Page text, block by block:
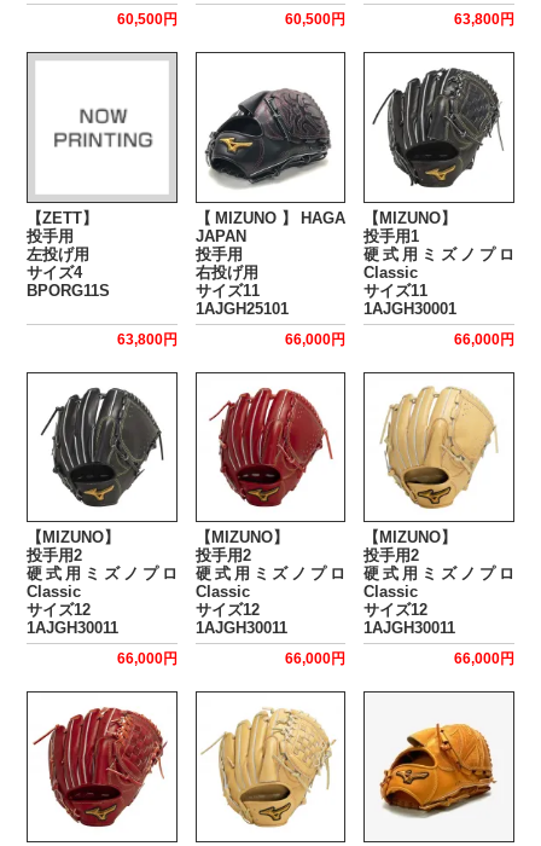
60,500円 60,500円 63,800円
【ZETT】
投手用
左投げ用
サイズ4
BPORG11S
63,800円
【MIZUNO】HAGA
JAPAN
投手用
右投げ用
サイズ11
1AJGH25101
66,000円
【MIZUNO】
投手用1
硬式用ミズノプロ
Classic
サイズ11
1AJGH30001
66,000円
【MIZUNO】
投手用2
硬式用ミズノプロ
Classic
サイズ12
1AJGH30011
66,000円
【MIZUNO】
投手用2
硬式用ミズノプロ
Classic
サイズ12
1AJGH30011
66,000円
【MIZUNO】
投手用2
硬式用ミズノプロ
Classic
サイズ12
1AJGH30011
66,000円